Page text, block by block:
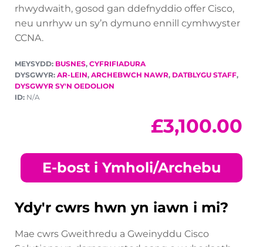
rhwydwaith, gosod gan ddefnyddio offer Cisco,
neu unrhyw un sy’n dymuno ennill cymhwyster
CCNA.
MEYSYDD: BUSNES, CYFRIFIADURA
DYSGWYR: AR-LEIN, ARCHEBWCH NAWR, DATBLYGU STAFF,
DYSGWYR SY'N OEDOLION
ID: N/A
£3,100.00
E-bost i Ymholi/Archebu
Ydy'r cwrs hwn yn iawn i mi?
Mae cwrs Gweithredu a Gweinyddu Cisco